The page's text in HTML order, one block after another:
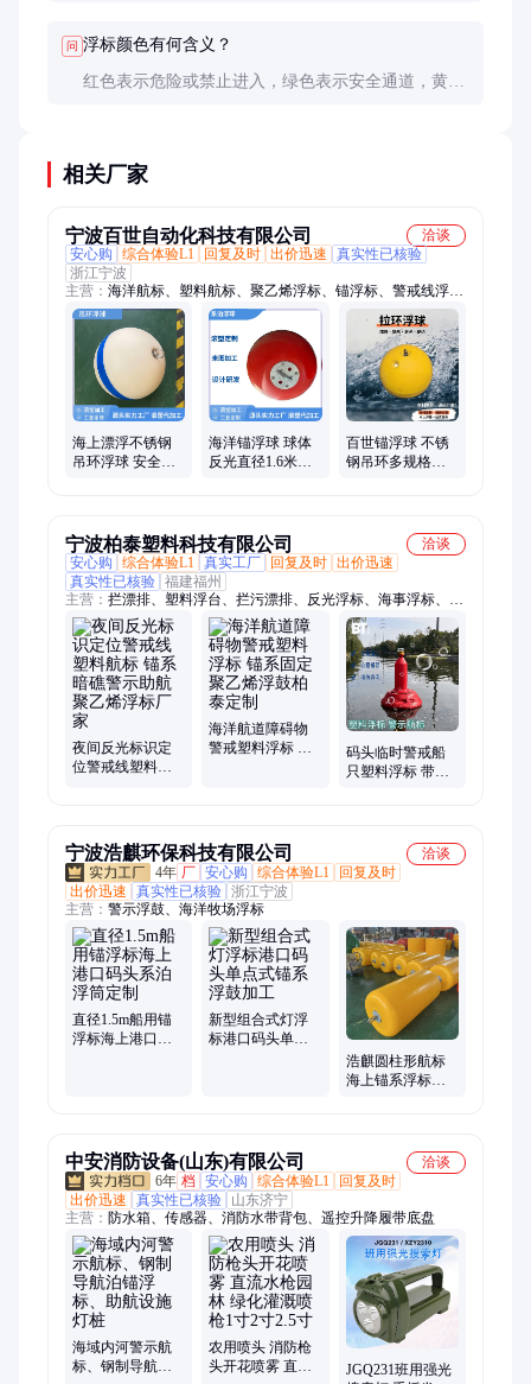
问 浮标颜色有何含义？
红色表示危险或禁止进入，绿色表示安全通道，黄色
相关厂家
宁波百世自动化科技有限公司
洽谈
安心购
综合体验L1 回复及时 出价迅速
真实性已核验
浙江宁波
主营： 海洋航标、塑料航标、聚乙烯浮标、锚浮标、警戒线浮
筒、拦污浮筒、水电站浮筒、塑料浮筒、水质监测浮标、管道浮
筒、水上围栏、拦漂排、管道浮子、警示浮球、导航浮标、PE航
标、水上浮筒、平台浮筒、水泵浮筒、定制浮筒、内河航标、警
示浮标、拦污排、电站拦污排
海上漂浮不锈钢
吊环浮球 安全施
海洋锚浮球 球体
反光直径1.6米聚
百世锚浮球 不锈
钢吊环多规格定
宁波柏泰塑料科技有限公司
洽谈
安心购
综合体验L1 真实工厂 回复及时 出价迅速
真实性已核验 福建福州
主营： 拦漂排、塑料浮台、拦污漂排、反光浮标、海事浮标、疏
浚浮体、警示浮标、塑料浮子、管道浮筒、挡渣浮排、围栏浮
筒、拦渣浮漂、拦污浮筒、疏浚管道、活动平台、围栏浮漂、拦
污导漂、围栏浮排、夹管浮体、塑料浮筒、管道浮子、清淤管
浮、管道托浮、拦漂浮栅、拦截浮筒、拦污浮栅
夜间反光标识定
位警戒线塑料航
海洋航道障碍物
警戒塑料浮标 锚
码头临时警戒船
只塑料浮标 带灯
宁波浩麒环保科技有限公司
洽谈
4年 厂 安心购 综合体验L1
回复及时
出价迅速
真实性已核验 浙江宁波
主营： 警示浮鼓、海洋牧场浮标
直径1.5m船用锚
浮标海上港口码
新型组合式灯浮
标港口码头单点
浩麒圆柱形航标
海上锚系浮标内
中安消防设备(山东)有限公司
洽谈
6年 档 安心购 综合体验L1
回复及时
出价迅速
真实性已核验
山东济宁
主营： 防水箱、传感器、消防水带背包、遥控升降履带底盘
海域内河警示航
标、钢制导航泊
农用喷头 消防枪
头开花喷雾 直流
JGQ231班用强光